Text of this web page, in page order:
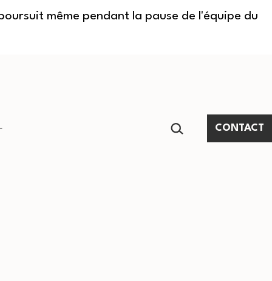
même pendant la pause de l'équipe du
RECHERCHER…
CONTACT